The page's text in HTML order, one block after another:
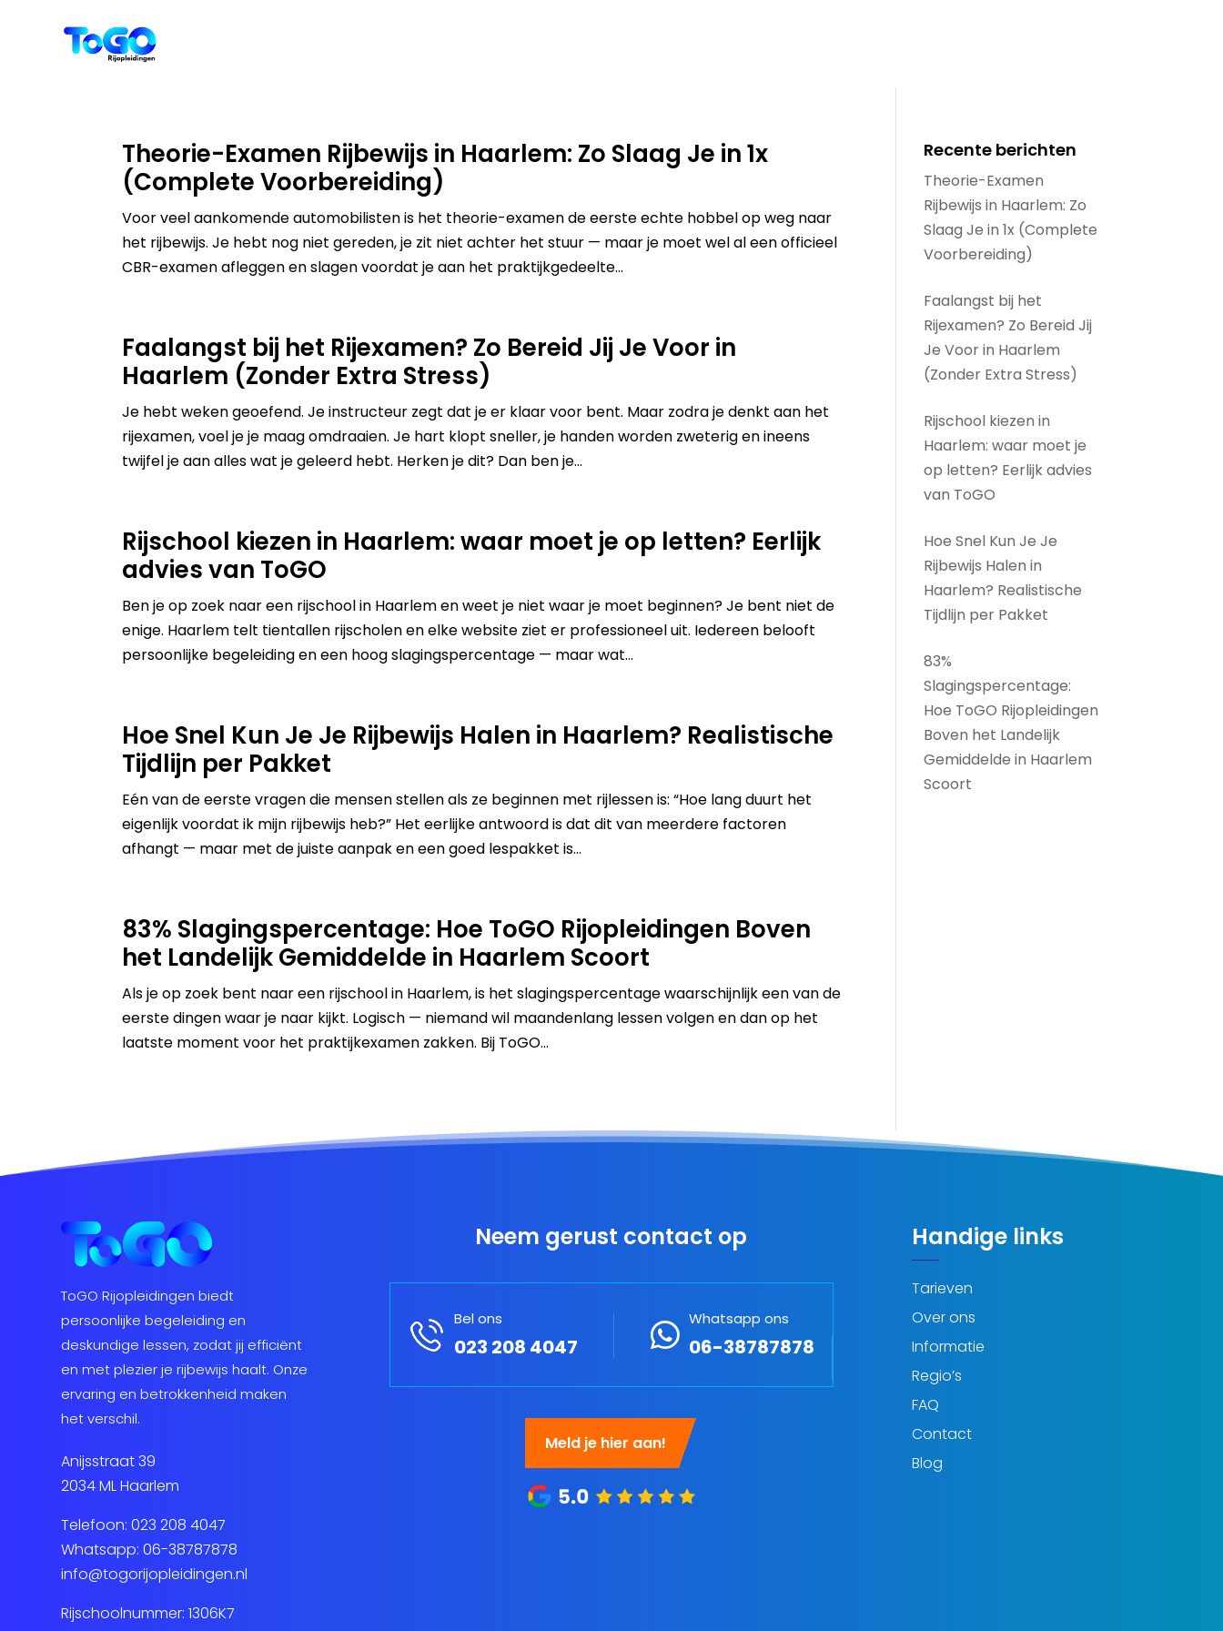
Theorie-Examen Rijbewijs in Haarlem: Zo Slaag Je in 1x
(Complete Voorbereiding)
Voor veel aankomende automobilisten is het theorie-examen de eerste echte hobbel op weg naar
het rijbewijs. Je hebt nog niet gereden, je zit niet achter het stuur — maar je moet wel al een officieel
CBR-examen afleggen en slagen voordat je aan het praktijkgedeelte...
Faalangst bij het Rijexamen? Zo Bereid Jij Je Voor in
Haarlem (Zonder Extra Stress)
Je hebt weken geoefend. Je instructeur zegt dat je er klaar voor bent. Maar zodra je denkt aan het
rijexamen, voel je je maag omdraaien. Je hart klopt sneller, je handen worden zweterig en ineens
twijfel je aan alles wat je geleerd hebt. Herken je dit? Dan ben je...
Rijschool kiezen in Haarlem: waar moet je op letten? Eerlijk
advies van ToGO
Ben je op zoek naar een rijschool in Haarlem en weet je niet waar je moet beginnen? Je bent niet de
enige. Haarlem telt tientallen rijscholen en elke website ziet er professioneel uit. Iedereen belooft
persoonlijke begeleiding en een hoog slagingspercentage — maar wat...
Hoe Snel Kun Je Je Rijbewijs Halen in Haarlem? Realistische
Tijdlijn per Pakket
Eén van de eerste vragen die mensen stellen als ze beginnen met rijlessen is: “Hoe lang duurt het
eigenlijk voordat ik mijn rijbewijs heb?” Het eerlijke antwoord is dat dit van meerdere factoren
afhangt — maar met de juiste aanpak en een goed lespakket is...
83% Slagingspercentage: Hoe ToGO Rijopleidingen Boven
het Landelijk Gemiddelde in Haarlem Scoort
Als je op zoek bent naar een rijschool in Haarlem, is het slagingspercentage waarschijnlijk een van de
eerste dingen waar je naar kijkt. Logisch — niemand wil maandenlang lessen volgen en dan op het
laatste moment voor het praktijkexamen zakken. Bij ToGO...
Recente berichten
Theorie-Examen
Rijbewijs in Haarlem: Zo
Slaag Je in 1x (Complete
Voorbereiding)
Faalangst bij het
Rijexamen? Zo Bereid Jij
Je Voor in Haarlem
(Zonder Extra Stress)
Rijschool kiezen in
Haarlem: waar moet je
op letten? Eerlijk advies
van ToGO
Hoe Snel Kun Je Je
Rijbewijs Halen in
Haarlem? Realistische
Tijdlijn per Pakket
83%
Slagingspercentage:
Hoe ToGO Rijopleidingen
Boven het Landelijk
Gemiddelde in Haarlem
Scoort
ToGO Rijopleidingen biedt
persoonlijke begeleiding en
deskundige lessen, zodat jij efficiënt
en met plezier je rijbewijs haalt. Onze
ervaring en betrokkenheid maken
het verschil.
Anijsstraat 39
2034 ML Haarlem
Telefoon:023 208 4047
Whatsapp:06-38787878
info@togorijopleidingen.nl
Rijschoolnummer: 1306K7
Neem gerust contact op
Bel ons
023 208 4047  Whatsapp ons
06-38787878
Meld je hier aan!
Handige links
Tarieven
Over ons
Informatie
Regio’s
FAQ
Contact
Blog